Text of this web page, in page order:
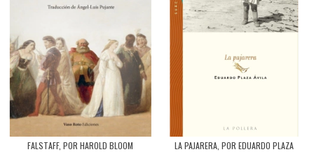
FALSTAFF, POR HAROLD BLOOM LA PAJARERA, POR EDUARDO PLAZA